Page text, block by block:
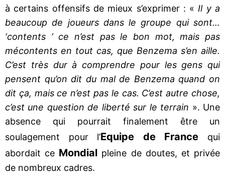
à certains offensifs de mieux s’exprimer : « Il y a
beaucoup de joueurs dans le groupe qui sont…
‘contents ‘ ce n’est pas le bon mot, mais pas
mécontents en tout cas, que Benzema s’en aille.
C’est très dur à comprendre pour les gens qui
pensent qu’on dit du mal de Benzema quand on
dit ça, mais ce n’est pas le cas. C’est autre chose,
c’est une question de liberté sur le terrain ». Une
absence qui pourrait finalement être un
soulagement pour l’Equipe de France qui
abordait ce Mondial pleine de doutes, et privée
de nombreux cadres.